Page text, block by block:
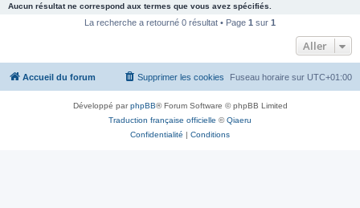
c
e
Aucun résultat ne correspond aux termes que vous avez spécifiés.
La recherche a retourné 0 résultat • Page 1 sur 1
Aller
Accueil du forum Fuseau horaire sur UTC+01:00
Supprimer les cookies
Développé parphpBB® Forum Software © phpBB Limited
Traduction française officielle ©Qiaeru
Confidentialité | Conditions